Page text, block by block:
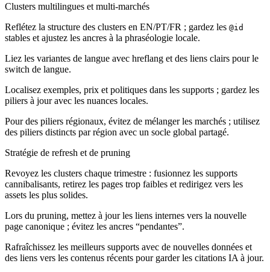
Clusters multilingues et multi-marchés
Reflétez la structure des clusters en EN/PT/FR ; gardez les @id
stables et ajustez les ancres à la phraséologie locale.
Liez les variantes de langue avec hreflang et des liens clairs pour le
switch de langue.
Localisez exemples, prix et politiques dans les supports ; gardez les
piliers à jour avec les nuances locales.
Pour des piliers régionaux, évitez de mélanger les marchés ; utilisez
des piliers distincts par région avec un socle global partagé.
Stratégie de refresh et de pruning
Revoyez les clusters chaque trimestre : fusionnez les supports
cannibalisants, retirez les pages trop faibles et redirigez vers les
assets les plus solides.
Lors du pruning, mettez à jour les liens internes vers la nouvelle
page canonique ; évitez les ancres “pendantes”.
Rafraîchissez les meilleurs supports avec de nouvelles données et
des liens vers les contenus récents pour garder les citations IA à jour.